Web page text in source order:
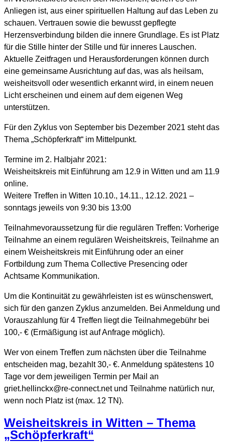
Anliegen ist, aus einer spirituellen Haltung auf das Leben zu
schauen. Vertrauen sowie die bewusst gepflegte
Herzensverbindung bilden die innere Grundlage. Es ist Platz
für die Stille hinter der Stille und für inneres Lauschen.
Aktuelle Zeitfragen und Herausforderungen können durch
eine gemeinsame Ausrichtung auf das, was als heilsam,
weisheitsvoll oder wesentlich erkannt wird, in einem neuen
Licht erscheinen und einem auf dem eigenen Weg
unterstützen.
Für den Zyklus von September bis Dezember 2021 steht das
Thema „Schöpferkraft“ im Mittelpunkt.
Termine im 2. Halbjahr 2021:
Weisheitskreis mit Einführung am 12.9 in Witten und am 11.9
online.
Weitere Treffen in Witten 10.10., 14.11., 12.12. 2021 –
sonntags jeweils von 9:30 bis 13:00
Teilnahmevoraussetzung für die regulären Treffen: Vorherige
Teilnahme an einem regulären Weisheitskreis, Teilnahme an
einem Weisheitskreis mit Einführung oder an einer
Fortbildung zum Thema Collective Presencing oder
Achtsame Kommunikation.
Um die Kontinuität zu gewährleisten ist es wünschenswert,
sich für den ganzen Zyklus anzumelden. Bei Anmeldung und
Vorauszahlung für 4 Treffen liegt die Teilnahmegebühr bei
100,- € (Ermäßigung ist auf Anfrage möglich).
Wer von einem Treffen zum nächsten über die Teilnahme
entscheiden mag, bezahlt 30,- €. Anmeldung spätestens 10
Tage vor dem jeweiligen Termin per Mail an
griet.hellinckx@re-connect.net und Teilnahme natürlich nur,
wenn noch Platz ist (max. 12 TN).
Weisheitskreis in Witten – Thema
„Schöpferkraft“